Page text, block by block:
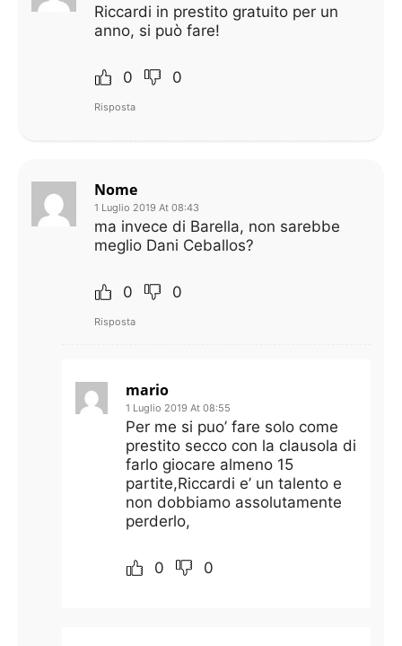
Riccardi in prestito gratuito per un
anno, si può fare!
0 0
Risposta
Nome
1 Luglio 2019 At 08:43
ma invece di Barella, non sarebbe
meglio Dani Ceballos?
0 0
Risposta
mario
1 Luglio 2019 At 08:55
Per me si puo’ fare solo come
prestito secco con la clausola di
farlo giocare almeno 15
partite,Riccardi e’ un talento e
non dobbiamo assolutamente
perderlo,
0 0